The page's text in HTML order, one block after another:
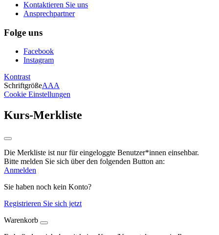
Kontaktieren Sie uns
Ansprechpartner
Folge uns
Facebook
Instagram
Kontrast
SchriftgrößeAAA
Cookie Einstellungen
Kurs-Merkliste
Die Merkliste ist nur für eingeloggte Benutzer*innen einsehbar.
Bitte melden Sie sich über den folgenden Button an:
Anmelden
Sie haben noch kein Konto?
Registrieren Sie sich jetzt
Warenkorb